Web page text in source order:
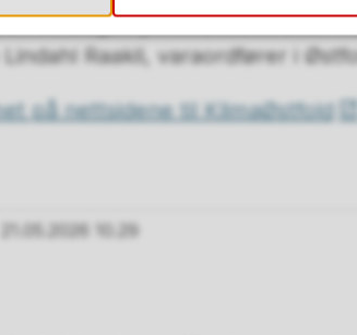
hva slags nye lokalmatskatter
Raakil, varaordfører i
på nettsidene til KlimaØstfold
21.05.2026 10.29